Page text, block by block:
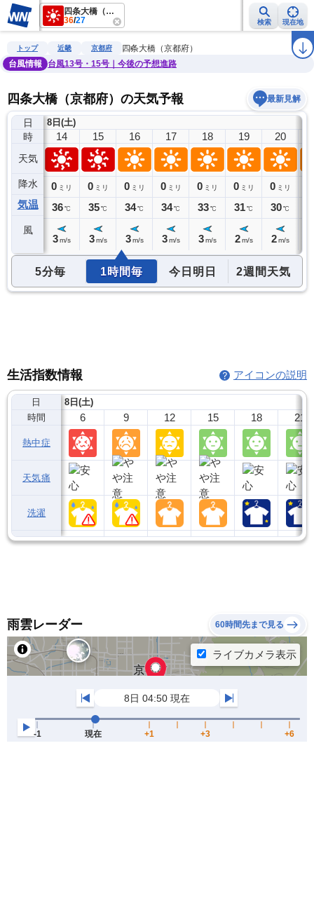
四条大橋（京都府）
36/27 検索 現在地
雨雲レーダー 台風情報 地震情報 警報・注意報 ラ
トップ 近畿 京都府
四条大橋（京都府）
台風情報
台風13号・15号｜今後の予想進路
四条大橋（京都府）の天気予報 最新見解
日
時
天気
降水
気温
風
8日(土)
13
0ミリ
35℃
14
0 ミリ
36℃
3 m/s
15
0 ミリ
35℃
3 m/s
16
0 ミリ
34℃
3 m/s
17
0 ミリ
34℃
3 m/s
18
0 ミリ
33℃
3 m/s
19
0 ミリ
31℃
2 m/s
20
0 ミリ
30℃
2 m/s
5分毎 1時間毎 今日明日 2週間天気
生活指数情報 アイコンの説明
日
時間
熱中症
天気痛
洗濯
8日(土)
6 9 12 15 18 21
雨雲レーダー 60時間先まで見る